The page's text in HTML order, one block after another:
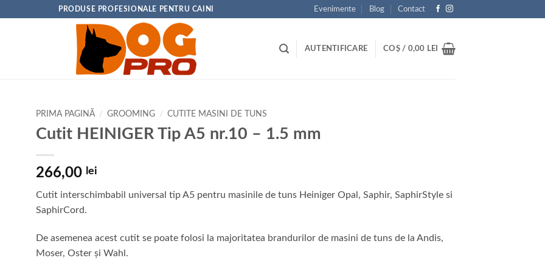
PRODUSE PROFESIONALE PENTRU CAINI Evenimente Blog Contact
AUTENTIFICARE COȘ / 0,00 LEI
PRIMA PAGINĂ / GROOMING / CUTITE MASINI DE TUNS
Cutit HEINIGER Tip A5 nr.10 – 1.5 mm
266,00 lei
Cutit interschimbabil universal tip A5 pentru masinile de tuns Heiniger Opal, Saphir, SaphirStyle si
SaphirCord.
De asemenea acest cutit se poate folosi la majoritatea brandurilor de masini de tuns de la Andis,
Moser, Oster și Wahl.